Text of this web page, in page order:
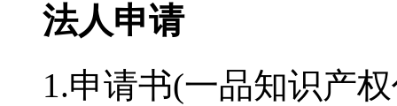
法人申请
1.申请书(一品知识产